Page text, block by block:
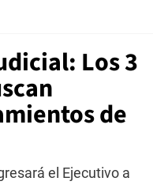
Los 3
de
el Ejecutivo a